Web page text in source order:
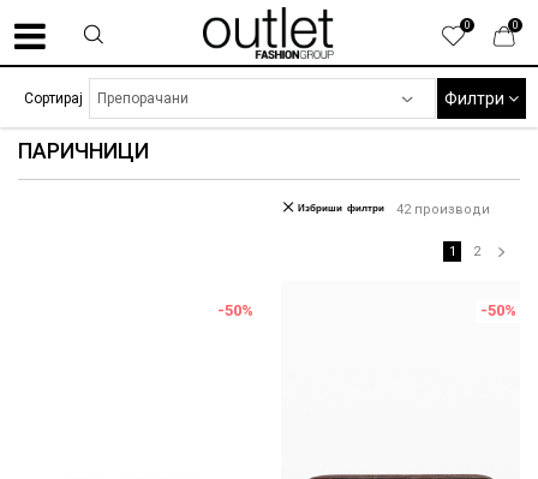
0
0
ПАРИЧНИЦИ
Сортирај Филтри
42производи
Избриши филтри
1 2
-50% -50%